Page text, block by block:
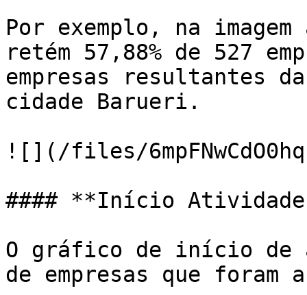
Por exemplo, na
retém 57,88% de 527
empresas resultantes
cidade Barueri.
![](/files/
#### **Início
O gráfico de início de
de empresas que foram